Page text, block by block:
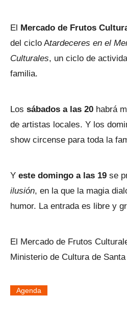
El Mercado de Frutos
del ciclo Atardeceres en el
Culturales, un ciclo de
familia.
Los sábados a las 20 habrá
de artistas locales. Y los
show circense para toda la
Y este domingo a las 19 se
ilusión, en la que la magia
humor. La entrada es libre y
El Mercado de Frutos
Ministerio de Cultura de Santa
Agenda